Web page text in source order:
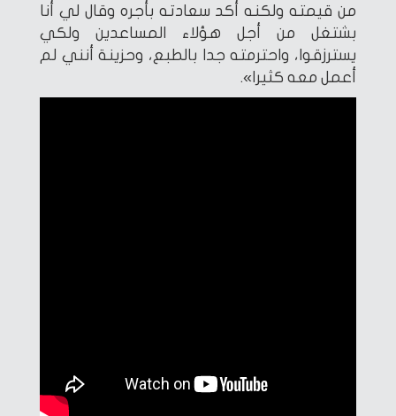
من قيمته ولكنه أكد سعادته بأجره وقال لي أنا
بشتغل من أجل هؤلاء المساعدين ولكي
يسترزقوا، واحترمته جدا بالطبع، وحزينة أنني لم
أعمل معه كثيرا».